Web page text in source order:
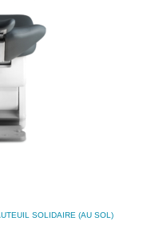
SOLIDAIRE (AU SOL)